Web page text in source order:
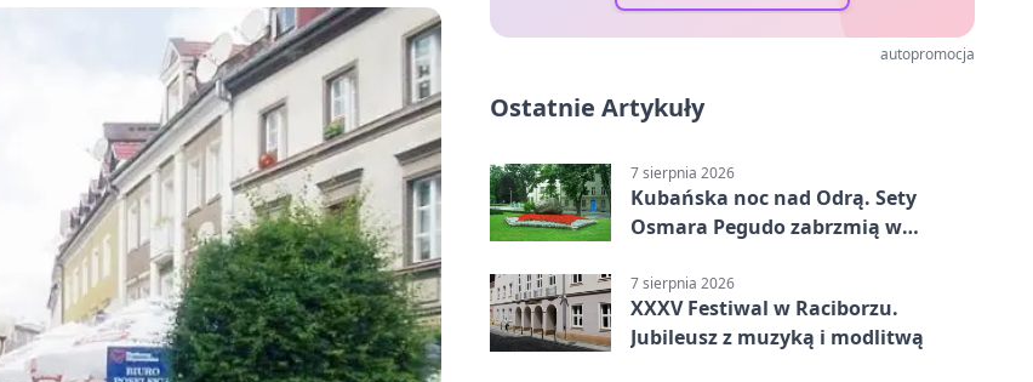
autopromocja
Ostatnie Artykuły
7 sierpnia 2026
Kubańska noc nad Odrą. Sety
Osmara Pegudo zabrzmią w
7 sierpnia 2026
XXXV Festiwal w Raciborzu.
Jubileusz z muzyką i modlitwą